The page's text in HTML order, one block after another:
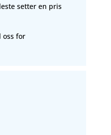
setter en pris
for